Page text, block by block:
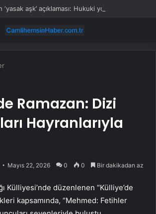
Ramazan: Dizi
Hayranlarıyla
Mayıs 22, 2026 0 0 Bir dakikadan az
Külliyesi’nde düzenlenen “Külliye’de
kapsamında, “Mehmed: Fetihler